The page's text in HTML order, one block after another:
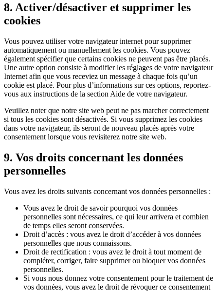
8. Activer/désactiver et supprimer les
cookies
Vous pouvez utiliser votre navigateur internet pour supprimer
automatiquement ou manuellement les cookies. Vous pouvez
également spécifier que certains cookies ne peuvent pas être placés.
Une autre option consiste à modifier les réglages de votre navigateur
Internet afin que vous receviez un message à chaque fois qu’un
cookie est placé. Pour plus d’informations sur ces options, reportez-
vous aux instructions de la section Aide de votre navigateur.
Veuillez noter que notre site web peut ne pas marcher correctement
si tous les cookies sont désactivés. Si vous supprimez les cookies
dans votre navigateur, ils seront de nouveau placés après votre
consentement lorsque vous revisiterez notre site web.
9. Vos droits concernant les données
personnelles
Vous avez les droits suivants concernant vos données personnelles :
Vous avez le droit de savoir pourquoi vos données
personnelles sont nécessaires, ce qui leur arrivera et combien
de temps elles seront conservées.
Droit d’accès : vous avez le droit d’accéder à vos données
personnelles que nous connaissons.
Droit de rectification : vous avez le droit à tout moment de
compléter, corriger, faire supprimer ou bloquer vos données
personnelles.
Si vous nous donnez votre consentement pour le traitement de
vos données, vous avez le droit de révoquer ce consentement